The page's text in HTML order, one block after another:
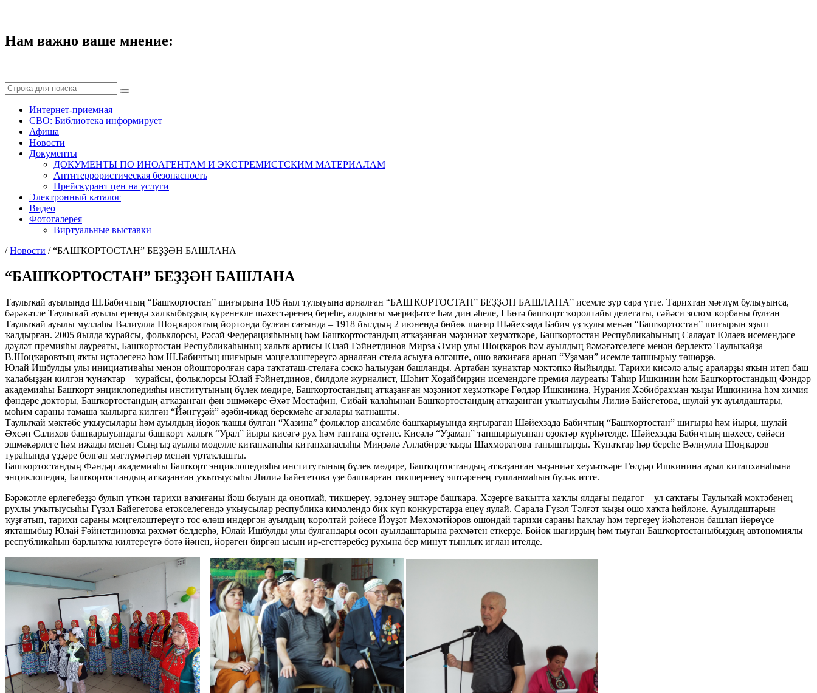
Нам важно ваше мнение:
Интернет-приемная
СВО: Библиотека информирует
Афиша
Новости
Документы
ДОКУМЕНТЫ ПО ИНОАГЕНТАМ И ЭКСТРЕМИСТСКИМ МАТЕРИАЛАМ
Антитеррористическая безопасность
Прейскурант цен на услуги
Электронный каталог
Видео
Фотогалерея
Виртуальные выставки
/Новости /“БАШҠОРТОСТАН” БЕҘҘӘН БАШЛАНА
“БАШҠОРТОСТАН” БЕҘҘӘН БАШЛАНА
Таулыҡай ауылында Ш.Бабичтың “Башҡортостан” шиғырына 105 йыл тулыуына арналған “БАШҠОРТОСТАН” БЕҘҘӘН БАШЛАНА” исемле ҙур сара үтте. Тарихтан мәғлүм булыуынса,
бәрәкәтле Таулыҡай ауылы ерендә халҡыбыҙҙың күренекле шәхестәренең береһе, алдынғы мәғрифәтсе һәм дин әһеле, I Бөтә башҡорт ҡоролтайы делегаты, сәйәси золом ҡорбаны булған
Таулыҡай ауылы муллаһы Вәлиулла Шоңҡаровтың йортонда булған сағында – 1918 йылдың 2 июнендә бөйөк шағир Шәйехзада Бабич үҙ ҡулы менән “Башҡортостан” шиғырын яҙып
ҡалдырған. 2005 йылда ҡурайсы, фольклорсы, Рәсәй Федерацияһының һәм Башҡортостандың атҡаҙанған мәҙәниәт хеҙмәткәре, Башҡортостан Республикаһының Салауат Юлаев исемендәге
дәүләт премияһы лауреаты, Башҡортостан Республикаһының халыҡ артисы Юлай Ғәйнетдинов Мирза Әмир улы Шоңҡаров һәм ауылдың йәмәғәтселеге менән берлектә Таулыҡайҙа
В.Шоңҡаровтың яҡты иҫтәлегенә һәм Ш.Бабичтың шиғырын мәңгеләштереүгә арналған стела асыуға өлгәште, ошо ваҡиғаға арнап “Уҙаман” исемле тапшырыу төшөрҙө.
Юлай Ишбулды улы инициативаһы менән ойошторолған сара таҡтаташ-стелаға сәскә һалыуҙан башланды. Артабан ҡунаҡтар мәктәпкә йыйылды. Тарихи кисәлә алыҫ араларҙы яҡын итеп баш
ҡалабыҙҙан килгән ҡунаҡтар – ҡурайсы, фольклорсы Юлай Ғәйнетдинов, билдәле журналист, Шәһит Хоҙайбирҙин исемендәге премия лауреаты Таһир Ишкинин һәм Башҡортостандың Фәндәр
академияһы Башҡорт энциклопедияһы институтының бүлек мөдире, Башҡортостандың атҡаҙанған мәҙәниәт хеҙмәткәре Гөлдәр Ишкинина, Нурания Хәбибрахман ҡыҙы Ишкинина һәм химия
фәндәре докторы, Башҡортостандың атҡаҙанған фән эшмәкәре Әхәт Мостафин, Сибай ҡалаһынан Башҡортостандың атҡаҙанған уҡытыусыһы Лилиә Байегетова, шулай уҡ ауылдаштары,
мөһим сараны тамаша ҡылырға килгән “Йәнгүҙәй” әҙәби-ижад берекмәһе ағзалары ҡатнашты.
Таулыҡай мәктәбе уҡыусылары һәм ауылдың йөҙөк ҡашы булған “Хазина” фольклор ансамбле башҡарыуында яңғыраған Шәйехзада Бабичтың “Башҡортостан” шиғыры һәм йыры, шулай
Әхсән Салихов башҡарыуындағы башҡорт халыҡ “Урал” йыры кисәгә рух һәм тантана өҫтәне. Кисәлә “Уҙаман” тапшырыуынан өҙөктәр күрһәтелде. Шәйехзада Бабичтың шәхесе, сәйәси
эшмәкәрлеге һәм ижады менән Сыңғыҙ ауылы моделле китапханаһы китапханасыһы Миңзәлә Аллабирҙе ҡыҙы Шахморатова таныштырҙы. Ҡунаҡтар һәр береһе Вәлиулла Шоңҡаров
тураһында үҙҙәре белгән мәғлүмәттәр менән уртаҡлашты.
Башҡортостандың Фәндәр академияһы Башҡорт энциклопедияһы институтының бүлек мөдире, Башҡортостандың атҡаҙанған мәҙәниәт хеҙмәткәре Гөлдәр Ишкинина ауыл китапханаһына
энциклопедия, Башҡортостандың атҡаҙанған уҡытыусыһы Лилиә Байегетова үҙе башҡарған тикшеренеү эштәренең тупланмаһын бүләк итте.
Бәрәкәтле ерлегебеҙҙә булып үткән тарихи ваҡиғаны йәш быуын да онотмай, тикшереү, эҙләнеү эштәре башҡара. Хәҙерге ваҡытта хаҡлы ялдағы педагог – ул саҡтағы Таулыҡай мәктәбенең
рухлы уҡытыусыһы Гүзәл Байегетова етәкселегендә уҡыусылар республика кимәлендә бик күп конкурстарҙа еңеү яулай. Сарала Гүзәл Тәлғәт ҡыҙы ошо хаҡта һөйләне. Ауылдаштарын
ҡуҙғатып, тарихи сараны мәңгеләштереүгә тос өлөш индергән ауылдың ҡоролтай рәйесе Йәүҙәт Мөхәмәтйәров ошондай тарихи сараны һаҡлау һәм тергеҙеү йәһәтенән башлап йөрөүсе
яҡташыбыҙ Юлай Ғәйнетдиновҡа рәхмәт белдерһә, Юлай Ишбулды улы булғандары өсөн ауылдаштарына рәхмәтен еткерҙе. Бөйөк шағирҙың һәм тыуған Башҡортостаныбыҙҙың автономиялы
республикаһын барлыҡҡа килтереүгә бөтә йәнен, йөрәген биргән ысын ир-егеттәребеҙ рухына бер минут тынлыҡ иғлан ителде.